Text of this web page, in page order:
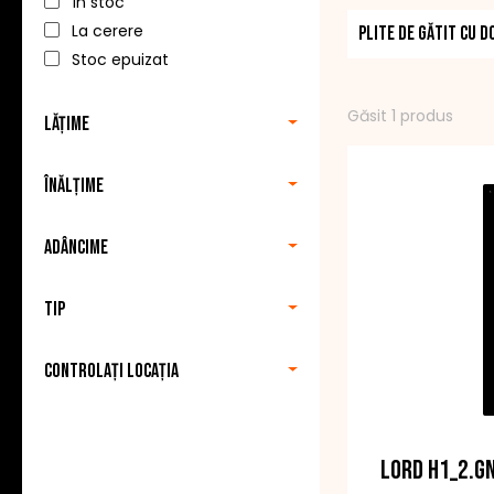
La cerere
Stoc epuizat
Lățime
Înălțime
Adâncime
Tip
Controlați locația
alte
Cu plitele
Plite de gătit cu
Găsit 1 produs
LORD